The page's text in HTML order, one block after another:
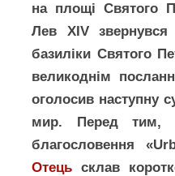
на площі Святого
Лев XIV звернувся
базиліки Святого
великоднім
оголосив наступну
мир. Перед тим,
благословення
Отець склав